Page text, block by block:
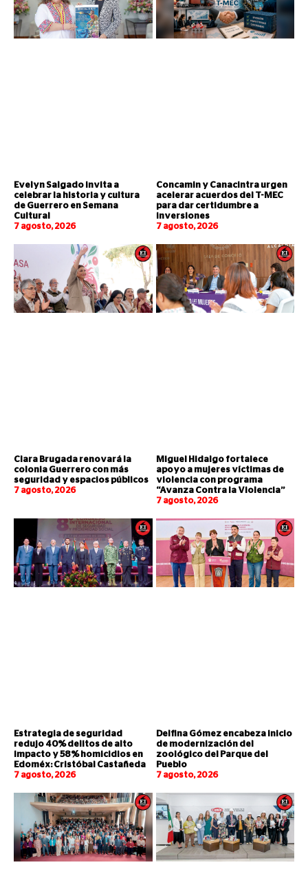
Evelyn Salgado invita a
celebrar la historia y cultura
de Guerrero en Semana
Cultural
7 agosto, 2026
Concamin y Canacintra urgen
acelerar acuerdos del T-MEC
para dar certidumbre a
inversiones
7 agosto, 2026
Clara Brugada renovará la
colonia Guerrero con más
seguridad y espacios públicos
7 agosto, 2026
Miguel Hidalgo fortalece
apoyo a mujeres víctimas de
violencia con programa
“Avanza Contra la Violencia”
7 agosto, 2026
Estrategia de seguridad
redujo 40% delitos de alto
impacto y 58% homicidios en
Edoméx: Cristóbal Castañeda
7 agosto, 2026
Delfina Gómez encabeza inicio
de modernización del
zoológico del Parque del
Pueblo
7 agosto, 2026